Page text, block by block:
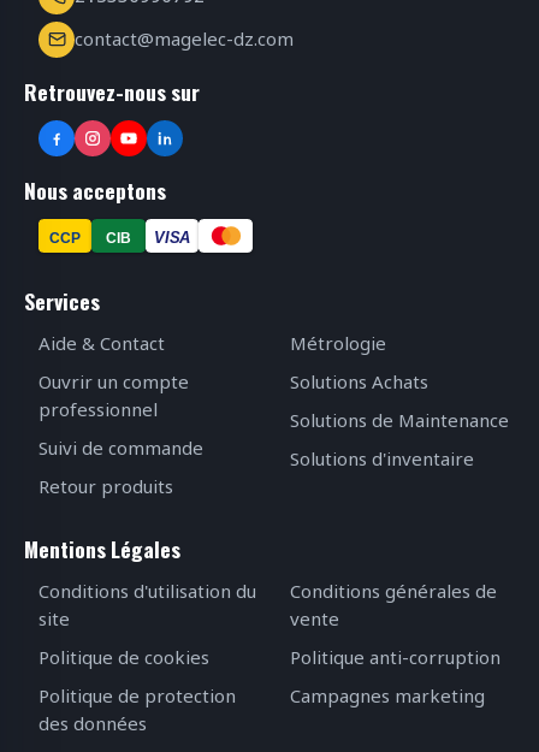
contact@magelec-dz.com
Retrouvez-nous sur
Nous acceptons
CCP CIB VISA
Services
Aide & Contact
Ouvrir un compte
professionnel
Suivi de commande
Retour produits
Métrologie
Solutions Achats
Solutions de Maintenance
Solutions d'inventaire
Mentions Légales
Conditions d'utilisation du
site
Politique de cookies
Politique de protection
des données
Conditions générales de
vente
Politique anti-corruption
Campagnes marketing